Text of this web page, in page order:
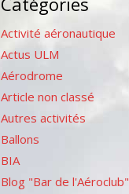
Activité aéronautique
Actus ULM
Aérodrome
Article non classé
Autres activités
Ballons
BIA
Blog "Bar de l'Aéroclub"